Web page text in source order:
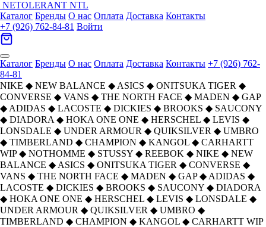
NETOLERANT NTL
Каталог Бренды О нас Оплата Доставка Контакты
+7 (926) 762-84-81 Войти
Каталог Бренды О нас Оплата Доставка Контакты +7 (926) 762-
84-81
NIKE ◆ NEW BALANCE ◆ ASICS ◆ ONITSUKA TIGER ◆
CONVERSE ◆ VANS ◆ THE NORTH FACE ◆ MADEN ◆ GAP
◆ ADIDAS ◆ LACOSTE ◆ DICKIES ◆ BROOKS ◆ SAUCONY
◆ DIADORA ◆ HOKA ONE ONE ◆ HERSCHEL ◆ LEVIS ◆
LONSDALE ◆ UNDER ARMOUR ◆ QUIKSILVER ◆ UMBRO
◆ TIMBERLAND ◆ CHAMPION ◆ KANGOL ◆ CARHARTT
WIP ◆ NOTHOMME ◆ STUSSY ◆ REEBOK ◆ NIKE ◆ NEW
BALANCE ◆ ASICS ◆ ONITSUKA TIGER ◆ CONVERSE ◆
VANS ◆ THE NORTH FACE ◆ MADEN ◆ GAP ◆ ADIDAS ◆
LACOSTE ◆ DICKIES ◆ BROOKS ◆ SAUCONY ◆ DIADORA
◆ HOKA ONE ONE ◆ HERSCHEL ◆ LEVIS ◆ LONSDALE ◆
UNDER ARMOUR ◆ QUIKSILVER ◆ UMBRO ◆
TIMBERLAND ◆ CHAMPION ◆ KANGOL ◆ CARHARTT WIP